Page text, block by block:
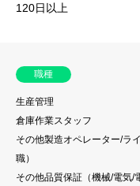
120日以上
職種
生産管理
倉庫作業スタッフ
その他製造オペレーター/ラ
職）
その他品質保証（機械/電気/